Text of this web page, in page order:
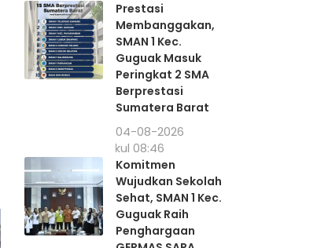
Prestasi
Membanggakan,
SMAN 1 Kec.
Guguak Masuk
Peringkat 2 SMA
Berprestasi
Sumatera Barat
04-08-2026
pukul 08:46
Komitmen
Wujudkan Sekolah
Sehat, SMAN 1 Kec.
Guguak Raih
Penghargaan